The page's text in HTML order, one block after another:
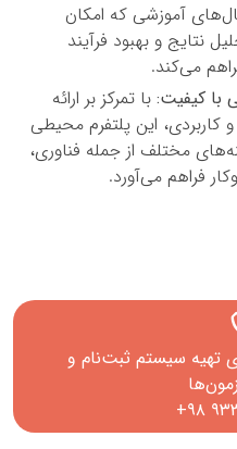
آموزشی که امکان
نتایج و بهبود فرآیند
می‌کند.
با کیفیت: با تمرکز بر ارائه
این پلتفرم محیطی
مختلف از جمله فناوری،
فراهم می‌آورد.
تهیه سیستم ثبت‌نام و